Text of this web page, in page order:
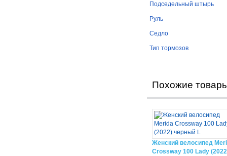
Подседельный штырь
Руль
Седло
Тип тормозов
Похожие
Женский велосипед
Crossway 100 Lady